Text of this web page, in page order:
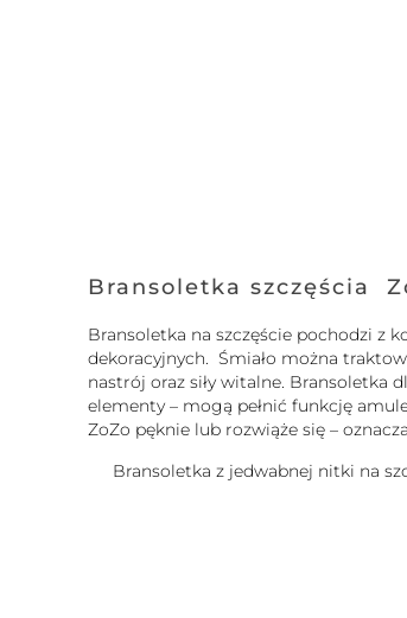
Bransoletka szczęścia
Bransoletka na szczęście pochodzi z
dekoracyjnych. Śmiało można
nastrój oraz siły witalne. Bransoletka
elementy – mogą pełnić funkcję
ZoZo pęknie lub rozwiąże się –
Bransoletka z jedwabnej nitki na